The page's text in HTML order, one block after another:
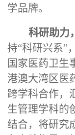
学品牌。
科研助力
持“科研兴系”
国家医药卫生
港澳大湾区医
跨学科合作，
生管理学科的
结合，将研究